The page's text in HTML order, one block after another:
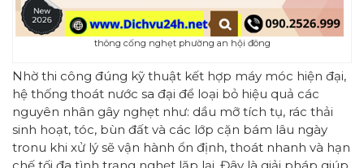
thông cống nghẹt phường an hội đông
Nhờ thi công đúng kỹ thuật kết hợp máy móc hiện đại,
hệ thống thoát nước sa đại để loại bỏ hiệu quả các
nguyên nhân gây nghẹt như: dầu mỡ tích tụ, rác thải
sinh hoạt, tóc, bùn đất và các lớp cặn bám lâu ngày
tronu khi xử lý sẽ vận hành ổn định, thoát nhanh và hạn
chế tối đa tình trạng nghẹt lặp lại. Đây là giải pháp giúp